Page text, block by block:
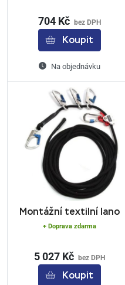
704 Kč bez DPH
Koupit
Na objednávku
Montážní textilní lano
+ Doprava zdarma
5 027 Kč bez DPH
Koupit